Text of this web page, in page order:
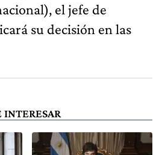
el jefe de
su decisión en las